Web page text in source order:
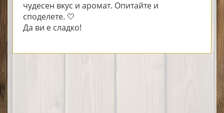
чудесен вкус и аромат. Опитайте и
споделете. 🤍
Да ви е сладко!